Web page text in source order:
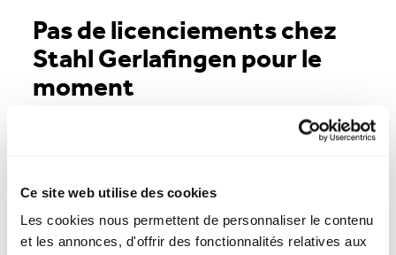
Ce site web utilise des cookies
Les cookies nous permettent de personnaliser le contenu
et les annonces, d'offrir des fonctionnalités relatives aux
Pas de licenciements chez
Stahl Gerlafingen pour le
moment
Industrie sidérurgique : la
politique va de l'avant
mar. 19. nov. 24